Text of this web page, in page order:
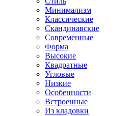
Минимализм
Классические
Скандинавские
Современные
Форма
Высокие
Квадратные
Угловые
Низкие
Особенности
Встроенные
Из кладовки